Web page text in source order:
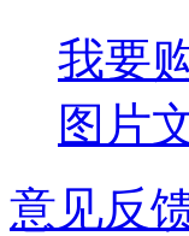
我要
图片
意见反